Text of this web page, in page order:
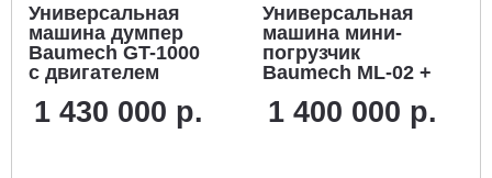
Универсальная
машина думпер
Baumech GT-1000
с двигателем
с платформой
1 430 000 р.
Универсальная
машина мини-
погрузчик
Baumech ML-02 +
универсальный
1 400 000 р.